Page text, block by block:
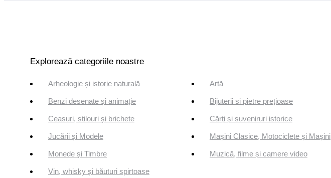
Explorează categoriile noastre
Arheologie și istorie naturală Artă
Benzi desenate și animație Bijuterii si pietre prețioase
Ceasuri, stilouri și brichete Cărți și suveniruri istorice
Jucării și Modele Mașini Clasice, Motociclete și Mașini
Monede și Timbre Muzică, filme și camere video
Vin, whisky și băuturi spirtoase